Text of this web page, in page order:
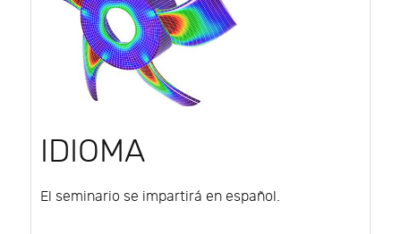
IDIOMA
El seminario se impartirá en español.